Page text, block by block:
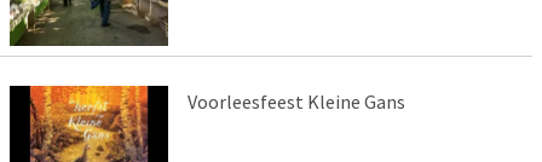
Voorleesfeest Kleine Gans